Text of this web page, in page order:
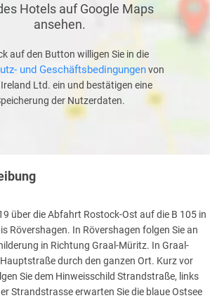
Hotels auf Google Maps
ansehen.
auf den Button willigen Sie in die
und Geschäftsbedingungenvon
Ltd. ein und bestätigen eine
der Nutzerdaten.
über die Abfahrt Rostock-Ost auf die B 105 in
Rövershagen. In Rövershagen folgen Sie an
in Richtung Graal-Müritz. In Graal-
durch den ganzen Ort. Kurz vor
Sie dem Hinweisschild Strandstraße, links
Strandstrasse erwarten Sie die blaue Ostsee